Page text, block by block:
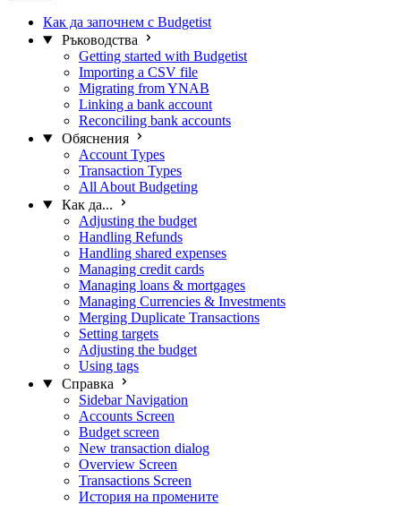
Как да започнем с Budgetist
Ръководства
Getting started with Budgetist
Importing a CSV file
Migrating from YNAB
Linking a bank account
Reconciling bank accounts
Обяснения
Account Types
Transaction Types
All About Budgeting
Как да...
Adjusting the budget
Handling Refunds
Handling shared expenses
Managing credit cards
Managing loans & mortgages
Managing Currencies & Investments
Merging Duplicate Transactions
Setting targets
Adjusting the budget
Using tags
Справка
Sidebar Navigation
Accounts Screen
Budget screen
New transaction dialog
Overview Screen
Transactions Screen
История на промените